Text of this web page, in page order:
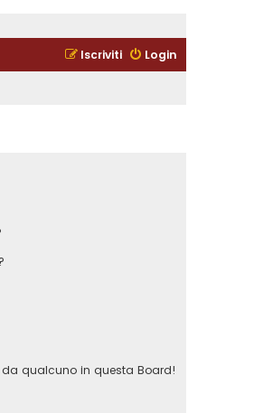
Login
Iscriviti
qualcuno in questa Board!